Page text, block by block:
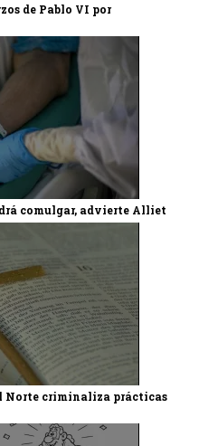
de Pablo VI por
comulgar, advierte Alliet
Norte criminaliza prácticas